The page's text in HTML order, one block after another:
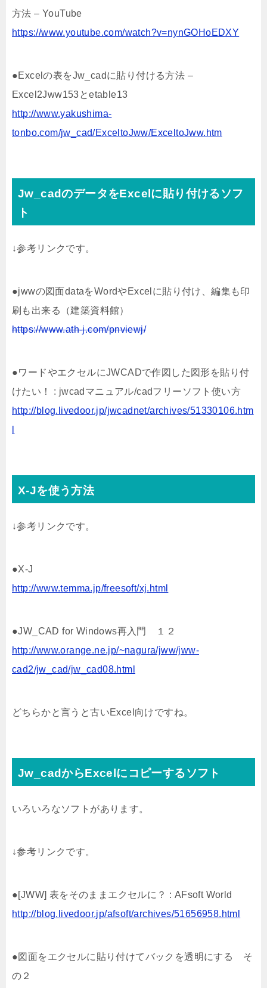
方法 – YouTube
https://www.youtube.com/watch?v=nynGOHoEDXY
●Excelの表をJw_cadに貼り付ける方法 –
Excel2Jww153とetable13
http://www.yakushima-
tonbo.com/jw_cad/ExceltoJww/ExceltoJww.htm
Jw_cadのデータをExcelに貼り付けるソフ
ト
↓参考リンクです。
●jwwの図面dataをWordやExcelに貼り付け、編集も印
刷も出来る（建築資料館）
https://www.ath-j.com/pnviewj/
●ワードやエクセルにJWCADで作図した図形を貼り付
けたい！ : jwcadマニュアル/cadフリーソフト使い方
http://blog.livedoor.jp/jwcadnet/archives/51330106.htm
X-Jを使う方法
↓参考リンクです。
●X-J
http://www.temma.jp/freesoft/xj.html
●JW_CAD for Windows再入門 １２
http://www.orange.ne.jp/~nagura/jww/jww-
cad2/jw_cad/jw_cad08.html
どちらかと言うと古いExcel向けですね。
Jw_cadからExcelにコピーするソフト
いろいろなソフトがあります。
↓参考リンクです。
●[JWW] 表をそのままエクセルに？ : AFsoft World
http://blog.livedoor.jp/afsoft/archives/51656958.html
●図面をエクセルに貼り付けてバックを透明にする そ
の２